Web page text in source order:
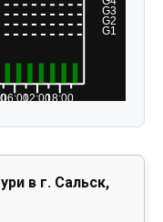
в г. Сальск,